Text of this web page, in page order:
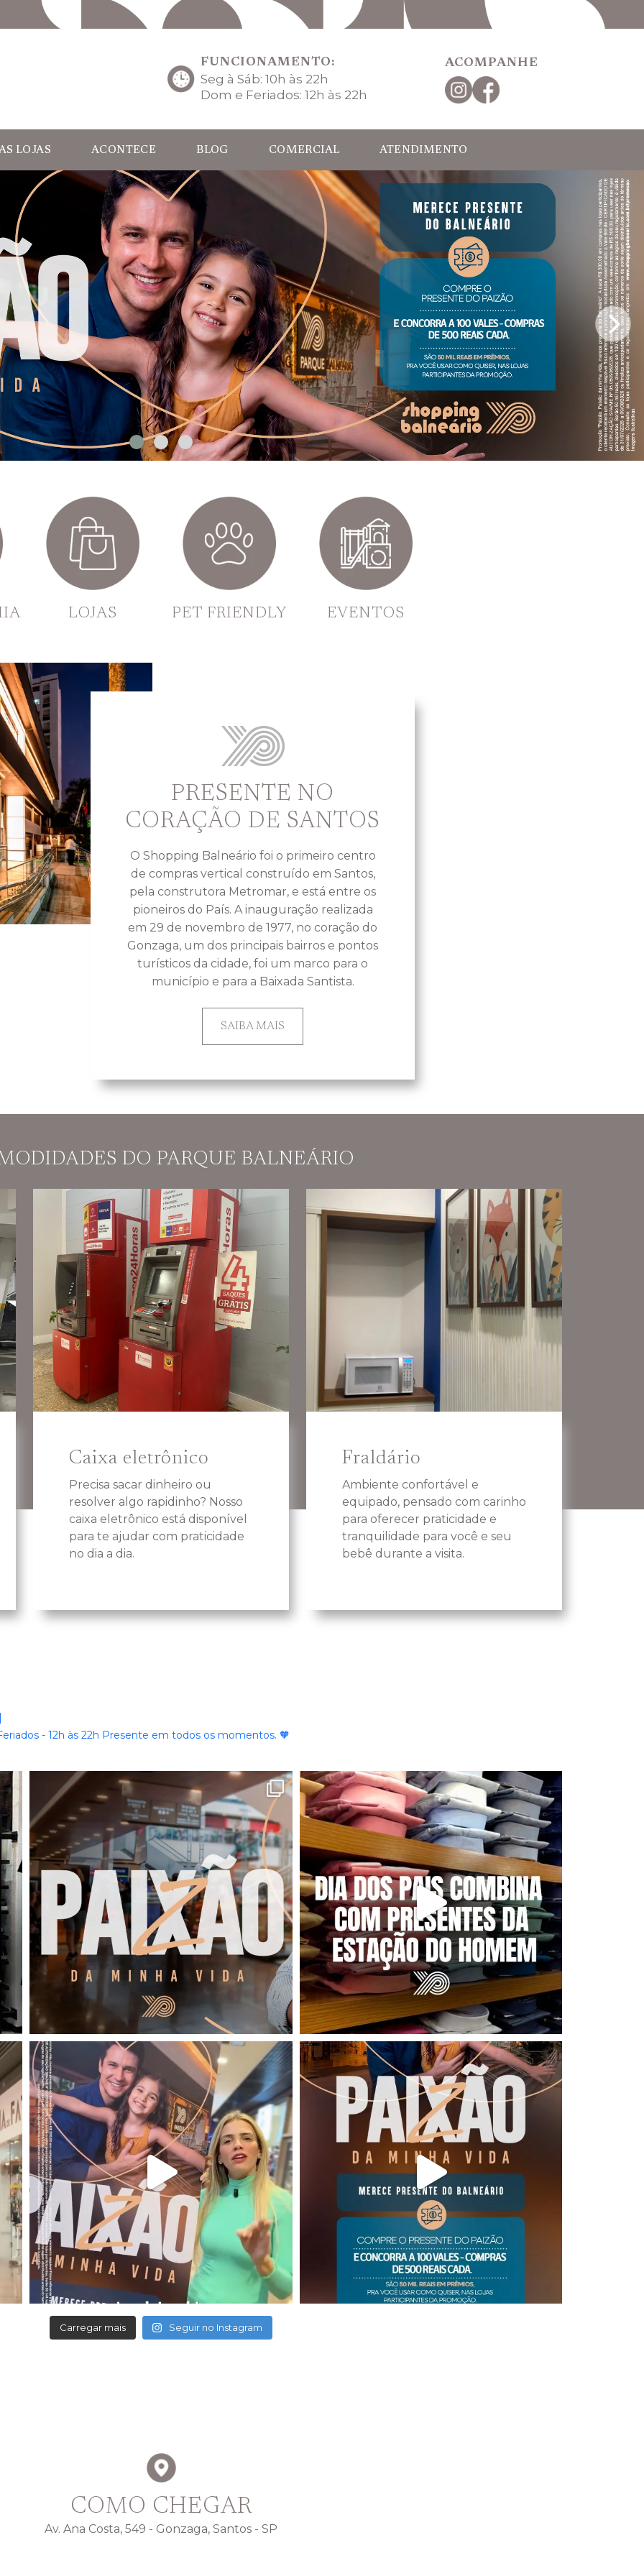
FUNCIONAMENTO:
Seg à Sáb: 10h às 22h
Dom e Feriados: 12h às 22h
ACOMPANHE
LOJAS ACONTECE BLOG COMERCIAL ATENDIMENTO
LOJAS PET FRIENDLY EVENTOS
PRESENTE NO
CORAÇÃO DE SANTOS
O Shopping Balneário foi o primeiro centro
de compras vertical construído em Santos,
pela construtora Metromar, e está entre os
pioneiros do País. A inauguração realizada
em 29 de novembro de 1977, no coração do
Gonzaga, um dos principais bairros e pontos
turísticos da cidade, foi um marco para o
município e para a Baixada Santista.
SAIBA MAIS
DO PARQUE BALNEÁRIO
Caixa eletrônico
Precisa sacar dinheiro ou
resolver algo rapidinho? Nosso
caixa eletrônico está disponível
para te ajudar com praticidade
no dia a dia.
Fraldário
Ambiente confortável e
equipado, pensado com carinho
para oferecer praticidade e
tranquilidade para você e seu
bebê durante a visita.
- 12h às 22h Presente em todos os momentos. 🧡
Carregar mais Seguir no Instagram
COMO CHEGAR
Av. Ana Costa, 549 - Gonzaga, Santos - SP